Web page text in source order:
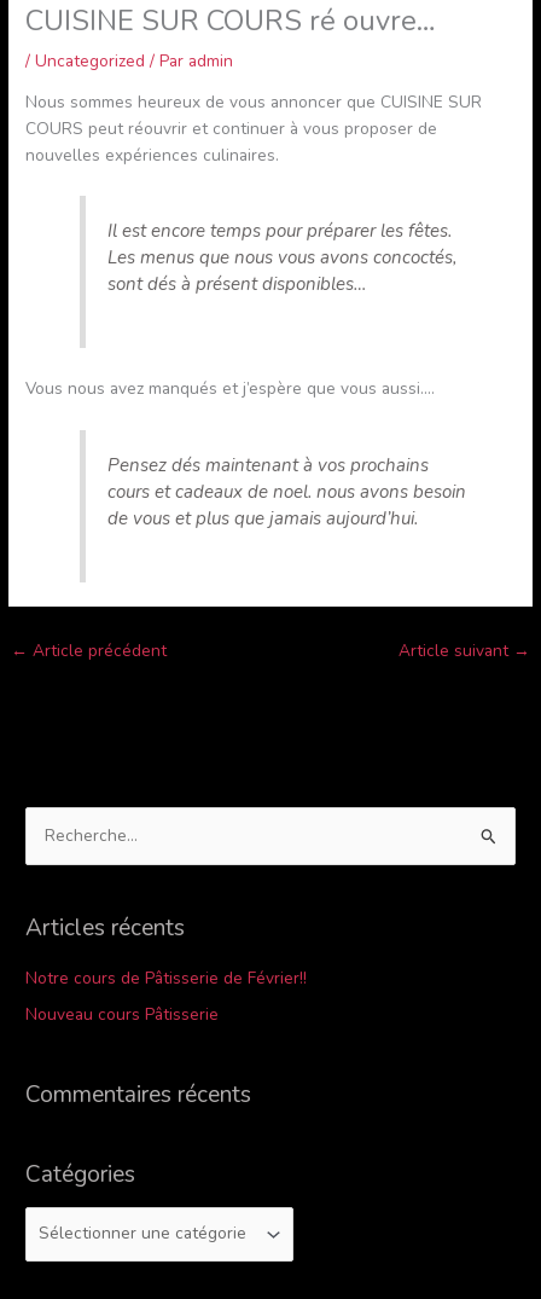
CUISINE SUR COURS ré ouvre…
/Uncategorized / Par admin
Nous sommes heureux de vous annoncer que CUISINE SUR
COURS peut réouvrir et continuer à vous proposer de
nouvelles expériences culinaires.
Il est encore temps pour préparer les fêtes.
Les menus que nous vous avons concoctés,
sont dés à présent disponibles…
Vous nous avez manqués et j’espère que vous aussi….
Pensez dés maintenant à vos prochains
cours et cadeaux de noel. nous avons besoin
de vous et plus que jamais aujourd’hui.
← Article précédent Article suivant →
e
h
e
r
e
Articles récents
Notre cours de Pâtisserie de Février!!
Nouveau cours Pâtisserie
Commentaires récents
Catégories